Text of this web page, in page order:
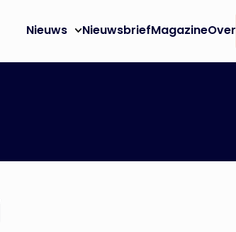
Nieuws NieuwsbriefMagazineOver